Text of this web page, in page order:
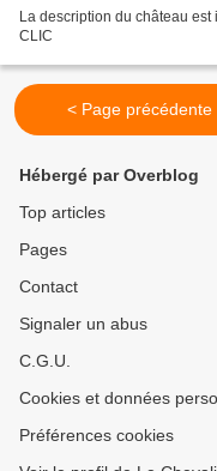
La description du château
CLIC
< Page précédente
Hébergé par Overblog
Top articles
Pages
Contact
Signaler un abus
C.G.U.
Cookies et données
Préférences cookies